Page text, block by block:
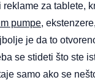
za tablete,
pumpe,
je da to
se stideti što ste
samo ako se